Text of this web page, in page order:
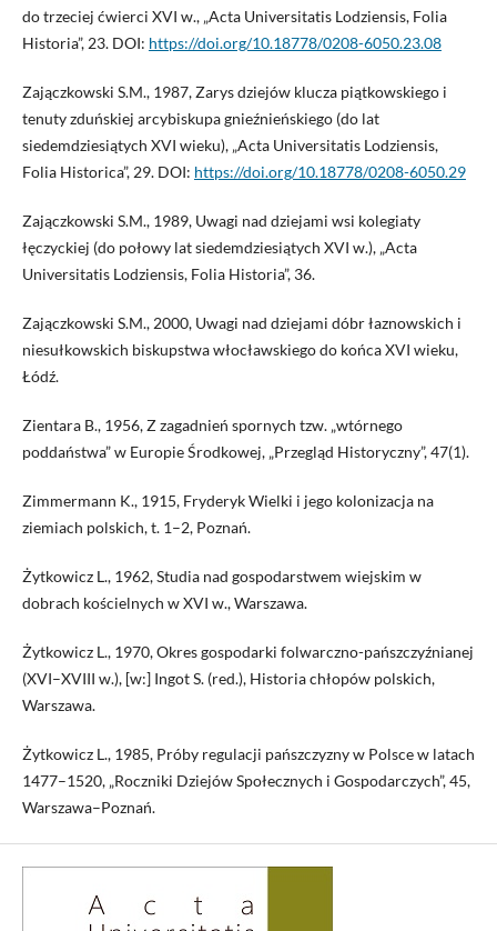
do trzeciej ćwierci XVI w., „Acta Universitatis Lodziensis, Folia
Historia”, 23. DOI: https://doi.org/10.18778/0208-6050.23.08
Zajączkowski S.M., 1987, Zarys dziejów klucza piątkowskiego i
tenuty zduńskiej arcybiskupa gnieźnieńskiego (do lat
siedemdziesiątych XVI wieku), „Acta Universitatis Lodziensis,
Folia Historica”, 29. DOI: https://doi.org/10.18778/0208-6050.29
Zajączkowski S.M., 1989, Uwagi nad dziejami wsi kolegiaty
łęczyckiej (do połowy lat siedemdziesiątych XVI w.), „Acta
Universitatis Lodziensis, Folia Historia”, 36.
Zajączkowski S.M., 2000, Uwagi nad dziejami dóbr łaznowskich i
niesułkowskich biskupstwa włocławskiego do końca XVI wieku,
Łódź.
Zientara B., 1956, Z zagadnień spornych tzw. „wtórnego
poddaństwa” w Europie Środkowej, „Przegląd Historyczny”, 47(1).
Zimmermann K., 1915, Fryderyk Wielki i jego kolonizacja na
ziemiach polskich, t. 1–2, Poznań.
Żytkowicz L., 1962, Studia nad gospodarstwem wiejskim w
dobrach kościelnych w XVI w., Warszawa.
Żytkowicz L., 1970, Okres gospodarki folwarczno-pańszczyźnianej
(XVI–XVIII w.), [w:] Ingot S. (red.), Historia chłopów polskich,
Warszawa.
Żytkowicz L., 1985, Próby regulacji pańszczyzny w Polsce w latach
1477–1520, „Roczniki Dziejów Społecznych i Gospodarczych”, 45,
Warszawa–Poznań.